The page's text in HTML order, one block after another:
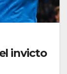
invicto